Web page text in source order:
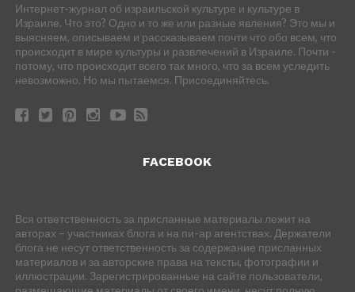
Интернет-журнал об израильской культуре и культуре в
Израиле. Что это? Одно и то же или разные явления? Это мы и
выясняем, описываем и рассказываем почти что обо всем, что
происходит в мире культуры и развлечений в Израиле. Почти -
потому, что происходит всего так много, что за всем уследить
невозможно. Но мы пытаемся. Присоединяйтесь.
FACEBOOK
Вся ответственность за присланные материалы лежит на
авторах – участниках блога и на пи-ар агентствах. Держатели
блога не несут ответственность за содержание присланных
материалов и за авторские права на тексты, фотографии и
иллюстрации. Зарегистрированные на сайте пользователи,